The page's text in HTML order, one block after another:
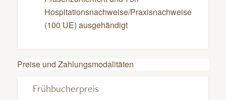
Hospitationsnachweise/Praxisnachweise
(100 UE) ausgehändigt
Preise und Zahlungsmodalitäten
Frühbucherpreis